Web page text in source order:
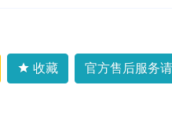
收藏 官方售后服务
+课堂笔记寒假班
课程